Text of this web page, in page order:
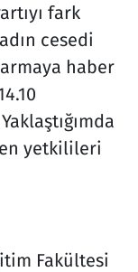
fark
cesedi
haber
yetkilileri
Fakültesi